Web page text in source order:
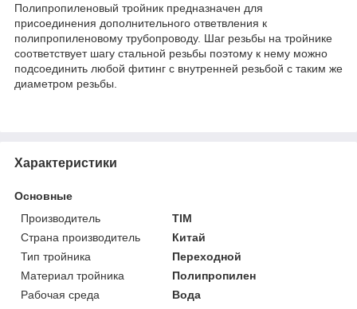
Полипропиленовый тройник предназначен для
присоединения дополнительного ответвления к
полипропиленовому трубопроводу. Шаг резьбы на тройнике
соответствует шагу стальной резьбы поэтому к нему можно
подсоединить любой фитинг с внутренней резьбой с таким же
диаметром резьбы.
Характеристики
Основные
Производитель
TIM
Страна производитель
Китай
Тип тройника
Переходной
Материал тройника
Полипропилен
Рабочая среда
Вода